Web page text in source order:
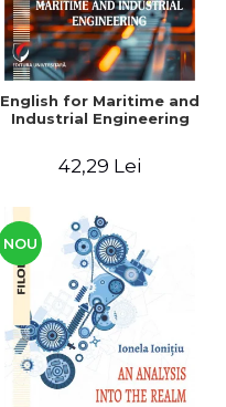
English for Maritime and
Industrial Engineering
42,29 Lei
NOU